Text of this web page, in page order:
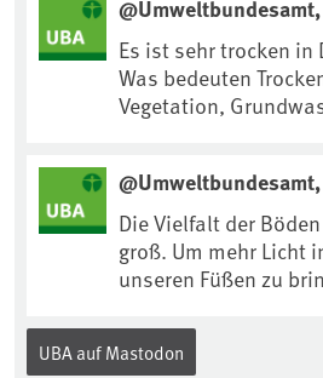
https://
Es ist sehr trocken in
Was bedeuten
Vegetation,
weitere Fragen auf
www.uba.de/
#Klimawandel
Die Vielfalt der
groß. Um mehr Licht
unseren Füßen zu
Internationalen Tag
„Boden des Jahres“
UBA auf Mastodon